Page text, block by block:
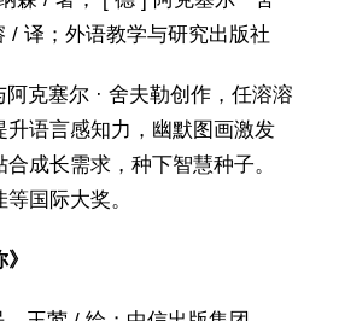
/ 译；外语教学与研究出版社
阿克塞尔 · 舍夫勒创作，任溶溶
升语言感知力，幽默图画激发
成长需求，种下智慧种子。
国际大奖。